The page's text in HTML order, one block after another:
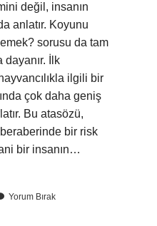
değil, insanın
anlatır. Koyunu
sorusu da tam
İlk
ilgili bir
çok daha geniş
Bu atasözü,
bir risk
bir insanın…
Yorum Bırak